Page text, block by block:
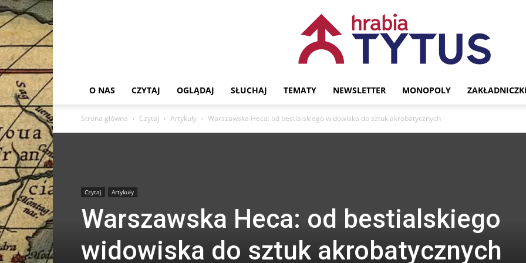
Hrabia
O NAS CZYTAJ OGLĄDAJ SŁUCHAJ TEMATY NEWSLETTER MONOPOLY
Strona główna Czytaj Artykuły Warszawska Heca: od bestialskiego widowiska do sztuk akrobatycznych
Czytaj Artykuły
Warszawska Heca: od bestialskiego
widowiska do sztuk akrobatycznych